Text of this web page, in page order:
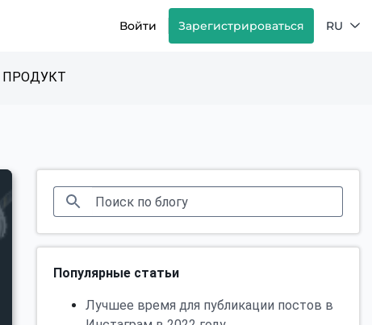
Войти Зарегистрироваться RU
ПРОДУКТ
Популярные статьи
Лучшее время для публикации постов в